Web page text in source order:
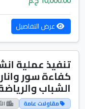
عرض التفاصيل
تنفيذ عملية
كفاءة سور
الشباب
مقاولات عامة